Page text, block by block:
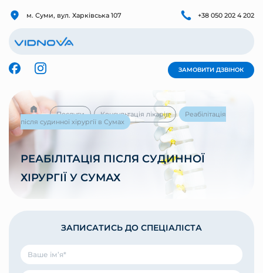
м. Суми, вул. Харківська 107 +38 050 202 4 202
ЗАМОВИТИ ДЗВІНОК
Послуги Консультація лікарів
Реабілітація
після судинної хірургії в Сумах
РЕАБІЛІТАЦІЯ ПІСЛЯ СУДИННОЇ
ХІРУРГІЇ У СУМАХ
ЗАПИСАТИСЬ ДО СПЕЦІАЛІСТА